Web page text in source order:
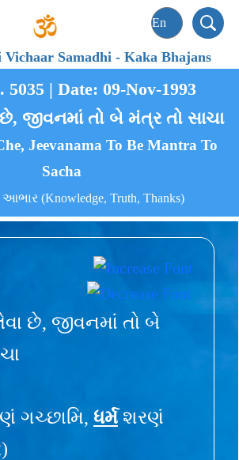
Vichaar Samadhi-Kaka Bhajans
5035 | Date: 09-Nov-1993
જીવનમાં તો બે મંત્ર તો સાચા
Jeevanama To Be Mantra To
Sacha
(Knowledge, Truth, Thanks)
છે, જીવનમાં તો બે
ગચ્છામિ, ધર્મશરણં